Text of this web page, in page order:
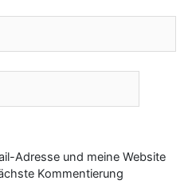
Adresse und meine Website
Kommentierung